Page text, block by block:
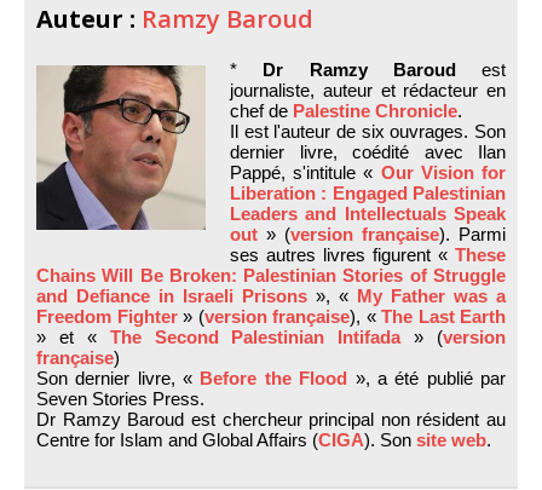
Auteur : Ramzy Baroud
* Dr Ramzy Baroudest
journaliste, auteur et rédacteur en
chef de Palestine Chronicle.
Il est l'auteur de six ouvrages. Son
dernier livre, coédité avec Ilan
Pappé, s'intitule « Our Vision for
Liberation : Engaged Palestinian
Leaders and Intellectuals Speak
out » (version française). Parmi
ses autres livres figurent « These
Chains Will Be Broken: Palestinian Stories of Struggle
and Defiance in Israeli Prisons », « My Father was a
Freedom Fighter» (version française), « The Last Earth
» et « The Second Palestinian Intifada» (version
française)
Son dernier livre, « Before the Flood », a été publié par
Seven Stories Press.
Dr Ramzy Baroud est chercheur principal non résident au
Centre for Islam and Global Affairs (CIGA). Son site web.